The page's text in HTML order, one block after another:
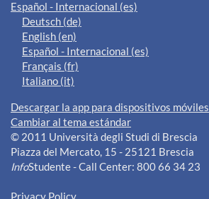
Español - Internacional ‎(es)‎
Deutsch ‎(de)‎
English ‎(en)‎
Español - Internacional ‎(es)‎
Français ‎(fr)‎
Italiano ‎(it)‎
Descargar la app para dispositivos móviles
Cambiar al tema estándar
© 2011 Università degli Studi di Brescia
Piazza del Mercato, 15 - 25121 Brescia
InfoStudente - Call Center: 800 66 34 23
Privacy Policy